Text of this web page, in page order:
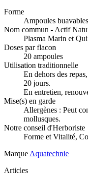
Forme
Ampoules buavables
Nom commun - Actif
Plasma Marin et
Doses par flacon
20 ampoules
Utilisation traditionnelle
En dehors des
20 jours.
En entretien,
Mise(s) en garde
Allergènes : Peut
mollusques.
Notre conseil d'Herboriste
Forme et Vitalité,
Marque Aquatechnie
Articles